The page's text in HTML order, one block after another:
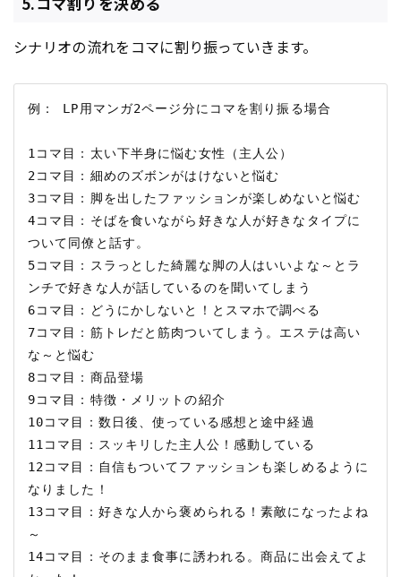
シナリオの流れをコマに割り振っていきます。
例： LP用マンガ2ページ分にコマを割り振る場合
1コマ目：太い下半身に悩む女性（主人公）
2コマ目：細めのズボンがはけないと悩む
3コマ目：脚を出したファッションが楽しめないと悩む
4コマ目：そばを食いながら好きな人が好きなタイプに
ついて同僚と話す。
5コマ目：スラっとした綺麗な脚の人はいいよな～とラ
ンチで好きな人が話しているのを聞いてしまう
6コマ目：どうにかしないと！とスマホで調べる
7コマ目：筋トレだと筋肉ついてしまう。エステは高い
な～と悩む
8コマ目：商品登場
9コマ目：特徴・メリットの紹介
10コマ目：数日後、使っている感想と途中経過
11コマ目：スッキリした主人公！感動している
12コマ目：自信もついてファッションも楽しめるように
なりました！
13コマ目：好きな人から褒められる！素敵になったよね
～
14コマ目：そのまま食事に誘われる。商品に出会えてよ